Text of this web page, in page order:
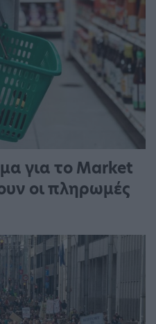
για το Market
οι πληρωμές